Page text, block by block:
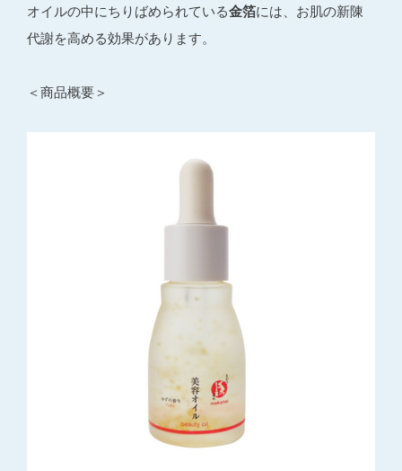
オイルの中にちりばめられている金箔には、お肌の新陳
代謝を高める効果があります。
＜商品概要＞